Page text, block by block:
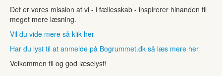
Det er vores mission at vi - i fællesskab - inspirerer hinanden til
meget mere læsning.
Vil du vide mere så klik her
Har du lyst til at anmelde på Bogrummet.dk så læs mere her
Velkommen til og god læselyst!